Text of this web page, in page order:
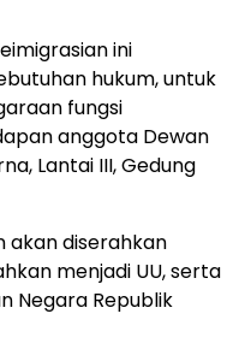
ini
hukum, untuk
fungsi
anggota Dewan
Lantai III, Gedung
akan diserahkan
menjadi UU, serta
Negara Republik